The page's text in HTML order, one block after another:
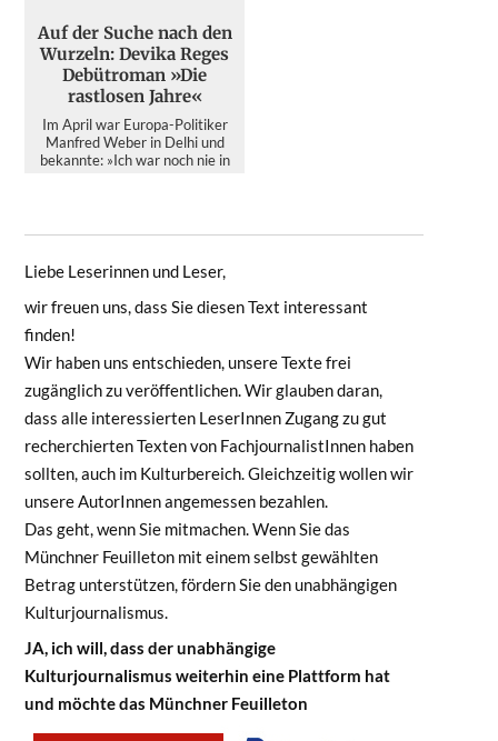
Auf der Suche nach den
Wurzeln: Devika Reges
Debütroman »Die
rastlosen Jahre«
Im April war Europa-Politiker
Manfred Weber in Delhi und
bekannte: »Ich war noch nie in
Liebe Leserinnen und Leser,
wir freuen uns, dass Sie diesen Text interessant
finden!
Wir haben uns entschieden, unsere Texte frei
zugänglich zu veröffentlichen. Wir glauben daran,
dass alle interessierten LeserInnen Zugang zu gut
recherchierten Texten von FachjournalistInnen haben
sollten, auch im Kulturbereich. Gleichzeitig wollen wir
unsere AutorInnen angemessen bezahlen.
Das geht, wenn Sie mitmachen. Wenn Sie das
Münchner Feuilleton mit einem selbst gewählten
Betrag unterstützen, fördern Sie den unabhängigen
Kulturjournalismus.
JA, ich will, dass der unabhängige
Kulturjournalismus weiterhin eine Plattform hat
und möchte das Münchner Feuilleton